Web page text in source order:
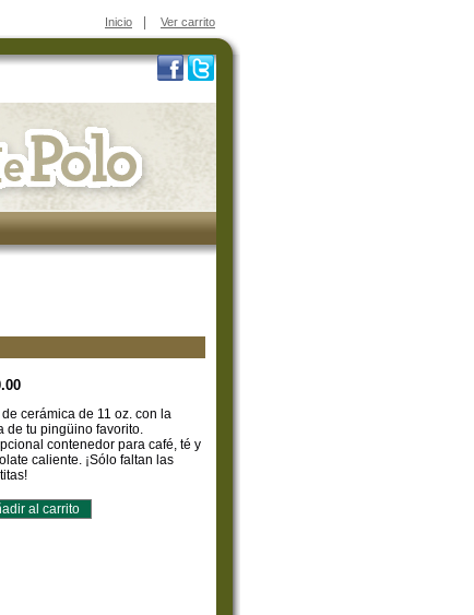
Inicio Ver carrito
de cerámica de 11 oz. con la
de tu pingüino favorito.
contenedor para café, té y
caliente. ¡Sólo faltan las